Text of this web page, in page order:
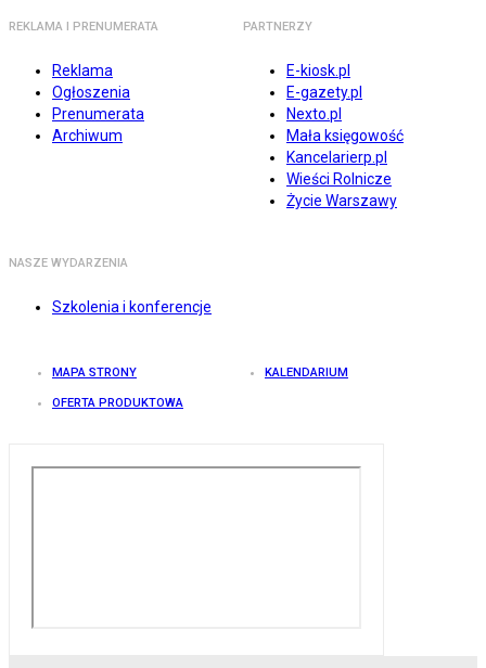
REKLAMA I PRENUMERATA
Reklama
Ogłoszenia
Prenumerata
Archiwum
PARTNERZY
E-kiosk.pl
E-gazety.pl
Nexto.pl
Mała księgowość
Kancelarierp.pl
Wieści Rolnicze
Życie Warszawy
NASZE WYDARZENIA
Szkolenia i konferencje
MAPA STRONY KALENDARIUM
OFERTA PRODUKTOWA